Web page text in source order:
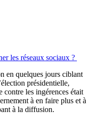
les réseaux sociaux ?
en quelques jours ciblant
présidentielle,
contre les ingérences était
à en faire plus et à
à la diffusion.